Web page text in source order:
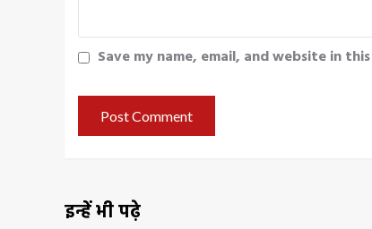
Save my name, email, and website in
इन्हें भी पढ़े